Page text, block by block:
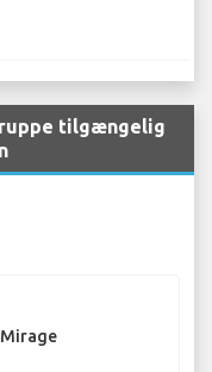
tilgængelig